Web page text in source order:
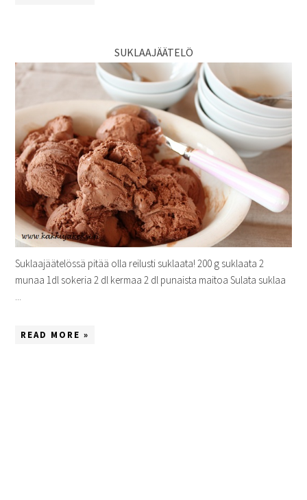
SUKLAAJÄÄTELÖ
Suklaajäätelössä pitää olla reilusti suklaata! 200 g suklaata 2
munaa 1dl sokeria 2 dl kermaa 2 dl punaista maitoa Sulata suklaa
...
READ MORE »